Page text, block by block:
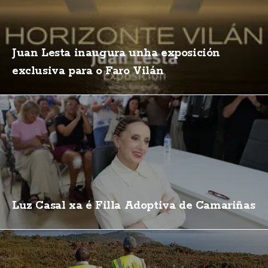
Juan Lesta inaugura unha exposición
exclusiva para o Faro Vilán
Luz Casal xa é Filla Adoptiva de Camariñas